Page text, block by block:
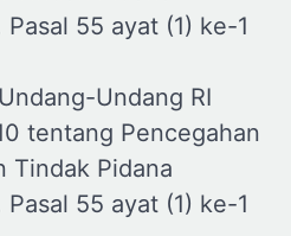
55 ayat (1) ke-1
Undang RI
tentang Pencegahan
Tindak Pidana
55 ayat (1) ke-1